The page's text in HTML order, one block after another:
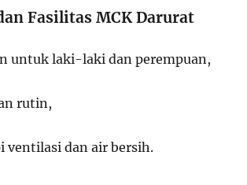
Fasilitas MCK Darurat
untuk laki-laki dan perempuan,
rutin,
ventilasi dan air bersih.